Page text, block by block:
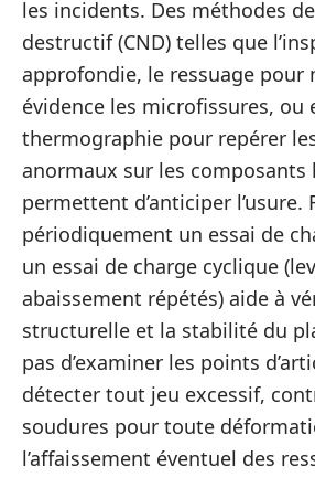
les incidents. Des méthodes
destructif (CND) telles que
approfondie, le ressuage pour
évidence les microfissures, ou
thermographie pour repérer
anormaux sur les composants
permettent d’anticiper l’usure.
périodiquement un essai de
un essai de charge cyclique
abaissement répétés) aide à
structurelle et la stabilité du
pas d’examiner les points
détecter tout jeu excessif,
soudures pour toute
l’affaissement éventuel des